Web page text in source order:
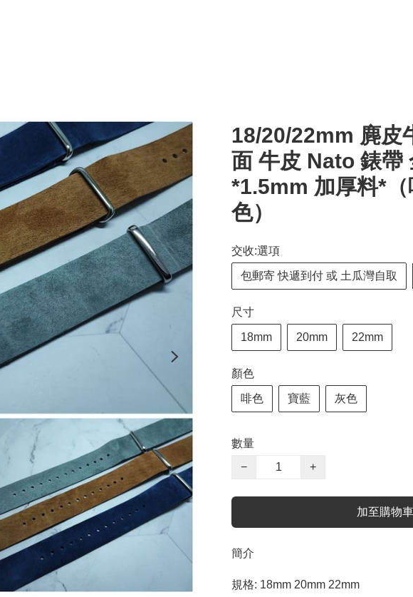
18/20/22mm 麂皮
面 牛皮 Nato 錶帶
*1.5mm 加厚料*
色）
交收:選項
包郵寄 快遞到付 或 土瓜灣自取
尺寸
18mm 20mm 22mm
顏色
啡色 寶藍 灰色
數量
−
+
加至購物車
簡介
規格: 18mm 20mm 22mm